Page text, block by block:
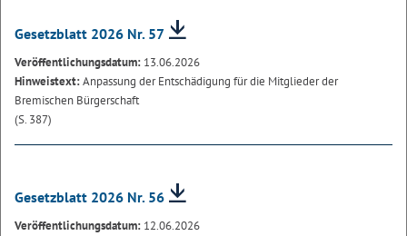
Gesetzblatt 2026 Nr. 57
Veröffentlichungsdatum: 13.06.2026
Hinweistext:Anpassung der Entschädigung für die Mitglieder der
Bremischen Bürgerschaft
(S. 387)
Gesetzblatt 2026 Nr. 56
Veröffentlichungsdatum: 12.06.2026